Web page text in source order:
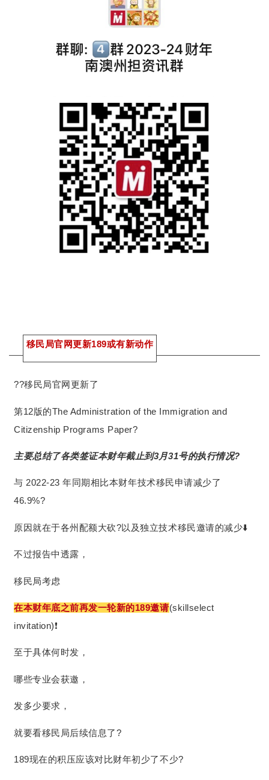
移民局官网更新189或有新动作
??移民局官网更新了
第12版的The Administration of the Immigration and
Citizenship Programs Paper?
主要总结了各类签证本财年截止到3月31号的执行情况?
与 2022-23 年同期相比本财年技术移民申请减少了
46.9%?
原因就在于各州配额大砍?以及独立技术移民邀请的减少⬇️
不过报告中透露，
移民局考虑
在本财年底之前再发一轮新的189邀请(skillselect
invitation)❗️
至于具体何时发，
哪些专业会获邀，
发多少要求，
就要看移民局后续信息了?
189现在的积压应该对比财年初少了不少?️